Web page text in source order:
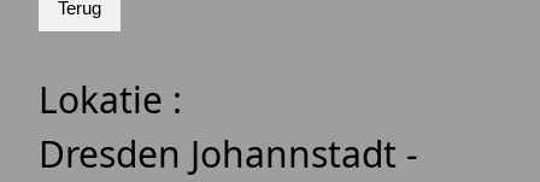
Lokatie :
Dresden Johannstadt -